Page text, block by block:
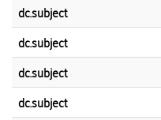
dc.subject
dc.subject
dc.subject
dc.subject